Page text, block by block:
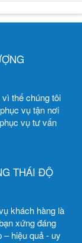
thế chúng tôi
vụ tận nơi
vụ tư vấn
THÁI ĐỘ
khách hàng là
xứng đáng
hiệu quả - uy